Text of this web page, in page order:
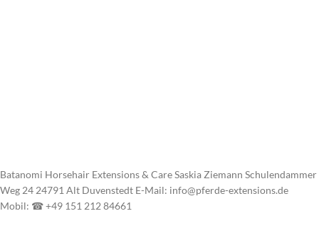
Batanomi Horsehair Extensions & Care Saskia Ziemann Schulendammer
Weg 24 24791 Alt Duvenstedt E-Mail: info@pferde-extensions.de
Mobil: ☎ +49 151 212 84661